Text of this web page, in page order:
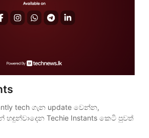
tech ගැන update වෙන්න,
හඳුන්වාදෙන Techie Instants කෙටි පුවත්